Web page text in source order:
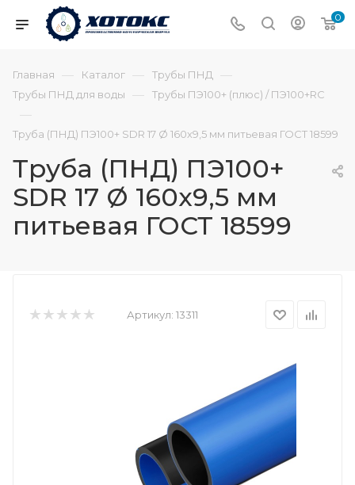
0
Главная — Каталог — Трубы ПНД —
Трубы ПНД для воды — Трубы ПЭ100+ (плюс) / ПЭ100+RC
—
Труба (ПНД) ПЭ100+ SDR 17 Ø 160х9,5 мм питьевая ГОСТ 18599
Труба (ПНД) ПЭ100+
SDR 17 Ø 160х9,5 мм
питьевая ГОСТ 18599
Артикул: 13311